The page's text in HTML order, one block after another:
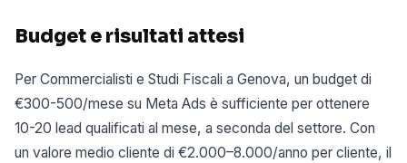
Budget e risultati attesi
Per Commercialisti e Studi Fiscali a Genova, un budget di
€300-500/mese su Meta Ads è sufficiente per ottenere
10-20 lead qualificati al mese, a seconda del settore. Con
un valore medio cliente di €2.000–8.000/anno per cliente, il